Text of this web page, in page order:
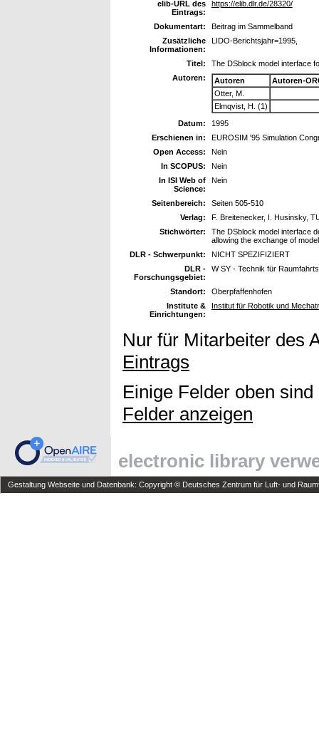
elib-URL des
Eintrags:
https://elib.dlr.de/28320/
Dokumentart:
Beitrag im Sammelband
Zusätzliche
Informationen:
LIDO-Berichtsjahr=1995,
Titel:
The DSblock model interface
Autoren:
Autoren
Autoren-
Otter, M.
Elmqvist, H. (1)
Datum:
1995
Erschienen in:
EUROSIM '95 Simulation
Open Access:
Nein
In SCOPUS:
Nein
In ISI Web of
Science:
Nein
Seitenbereich:
Seiten 505-510
Verlag:
F. Breitenecker, I. Husinsky,
Stichwörter:
The DSblock model interface
allowing the exchange of
DLR - Schwerpunkt:
NICHT SPEZIFIZIERT
DLR -
Forschungsgebiet:
W SY - Technik für
Standort:
Oberpfaffenhofen
Institute &
Einrichtungen:
Institut für Robotik und
Nur für Mitarbeiter des
Eintrags
Einige Felder oben
Felder anzeigen
electronic library
Gestaltung Webseite und Datenbank: Copyright © Deutsches Zentrum für Luft- und